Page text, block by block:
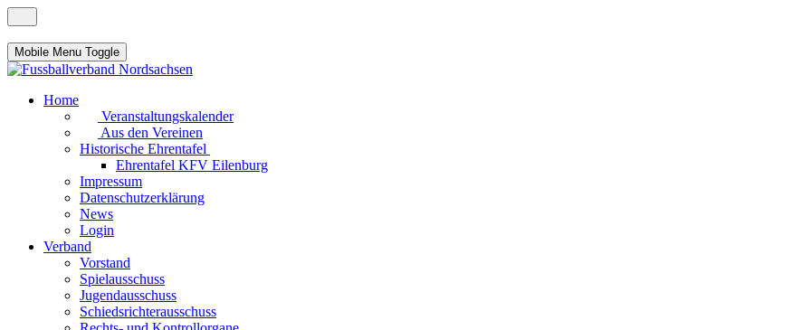
Mobile Menu Toggle
Home
Veranstaltungskalender
Aus den Vereinen
Historische Ehrentafel
Ehrentafel KFV Eilenburg
Impressum
Datenschutzerklärung
News
Login
Verband
Vorstand
Spielausschuss
Jugendausschuss
Schiedsrichterausschuss